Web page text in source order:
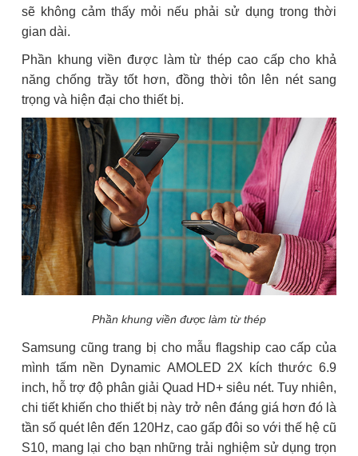
sẽ không cảm thấy mỏi nếu phải sử dụng trong thời
gian dài.
Phần khung viền được làm từ thép cao cấp cho khả
năng chống trầy tốt hơn, đồng thời tôn lên nét sang
trọng và hiện đại cho thiết bị.
Phần khung viền được làm từ thép
Samsung cũng trang bị cho mẫu flagship cao cấp của
mình tấm nền Dynamic AMOLED 2X kích thước 6.9
inch, hỗ trợ độ phân giải Quad HD+ siêu nét. Tuy nhiên,
chi tiết khiến cho thiết bị này trở nên đáng giá hơn đó là
tần số quét lên đến 120Hz, cao gấp đôi so với thế hệ cũ
S10, mang lại cho bạn những trải nghiệm sử dụng trọn